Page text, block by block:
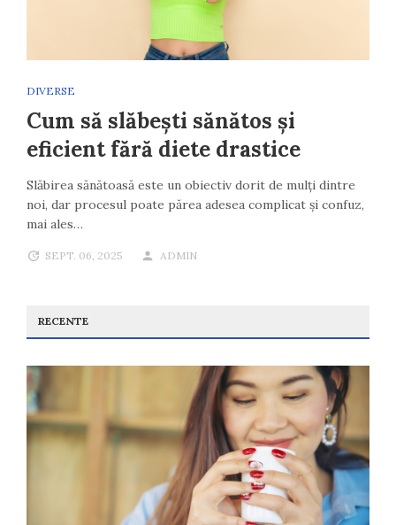
DIVERSE
Cum să slăbești sănătos și
eficient fără diete drastice
Slăbirea sănătoasă este un obiectiv dorit de mulți dintre
noi, dar procesul poate părea adesea complicat și confuz,
mai ales…
SEPT. 06, 2025 ADMIN
RECENTE